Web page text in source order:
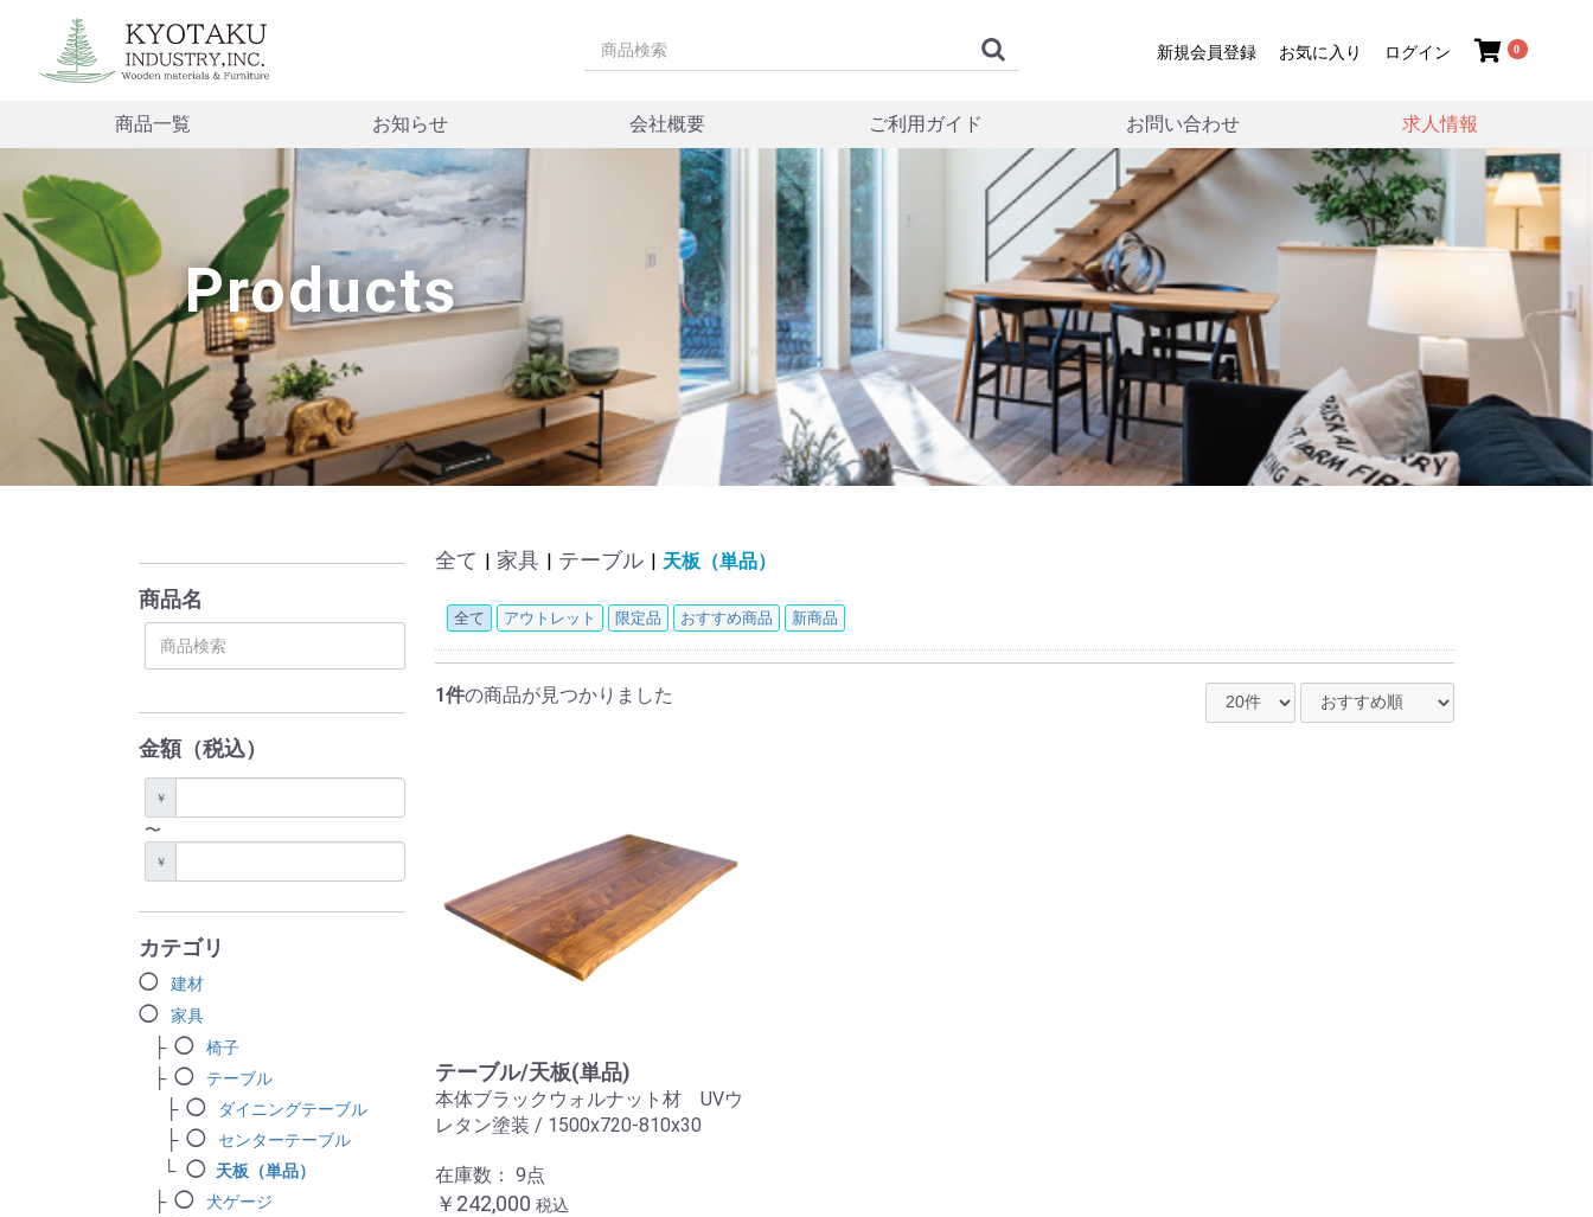
新規会員登録 お気に入り ログイン 0
商品一覧 お知らせ 会社概要 ご利用ガイド お問い合わせ 求人情報
Products
商品名
金額（税込）
￥
〜
￥
カテゴリ
建材
家具
椅子
テーブル
ダイニングテーブル
センターテーブル
天板（単品）
犬ゲージ
全て | 家具 | テーブル | 天板（単品）
全て アウトレット 限定品 おすすめ商品 新商品
1件の商品が見つかりました
テーブル/天板(単品)
本体ブラックウォルナット材 UVウ
レタン塗装 / 1500x720-810x30
在庫数： 9点
￥242,000